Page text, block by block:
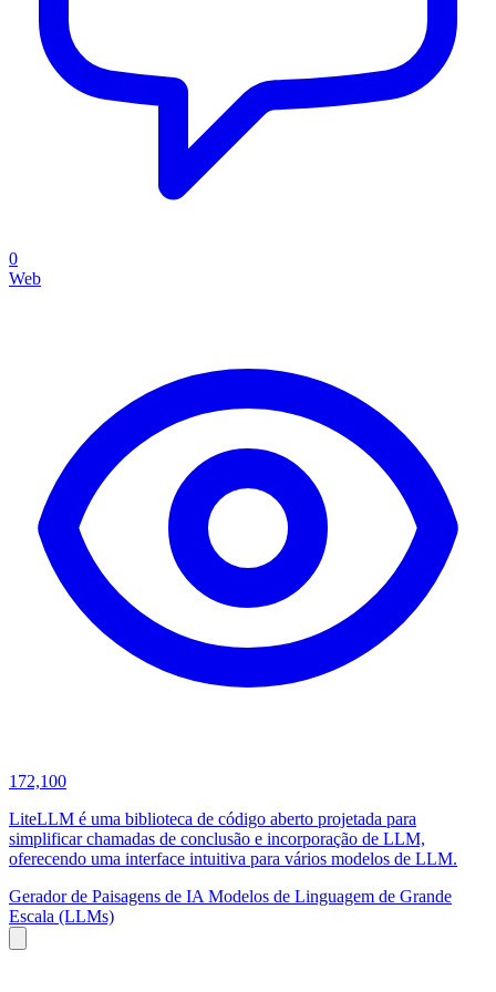
0
Web
172,100
LiteLLM é uma biblioteca de código aberto projetada para
simplificar chamadas de conclusão e incorporação de LLM,
oferecendo uma interface intuitiva para vários modelos de LLM.
Gerador de Paisagens de IA Modelos de Linguagem de Grande
Escala (LLMs)